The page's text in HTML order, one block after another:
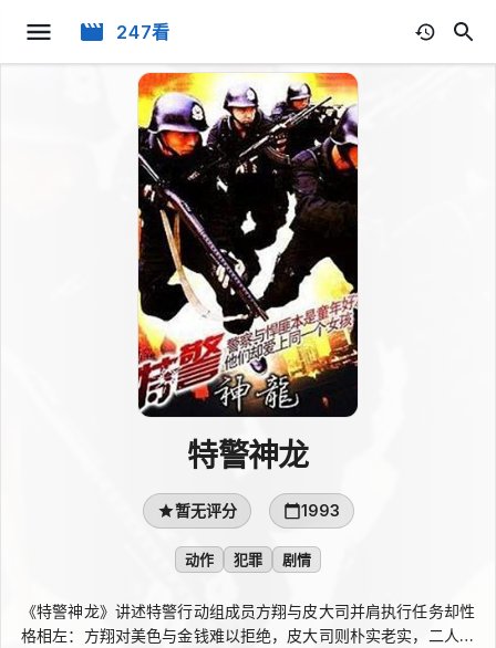
247看
特警神龙
暂无评分 1993
动作 犯罪 剧情
《特警神龙》讲述特警行动组成员方翔与皮大司并肩执行任务却性
格相左：方翔对美色与金钱难以拒绝，皮大司则朴实老实，二人摩